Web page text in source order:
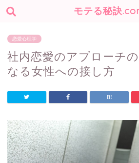
モテる秘訣
恋愛心理学
社内恋愛のアプローチ
なる女性への接し方